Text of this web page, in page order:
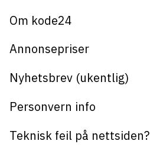
Om kode24
Annonsepriser
Nyhetsbrev (ukentlig)
Personvern info
Teknisk feil på nettsiden?